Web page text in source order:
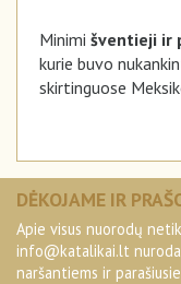
Minimi šventieji ir
kurie buvo
skirtinguose
DĖKOJAME IR
Apie visus nuorodų
info@katalikai.lt
naršantiems ir